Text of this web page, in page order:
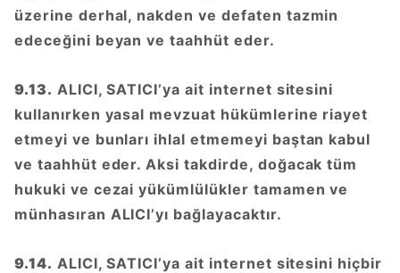
üzerine derhal, nakden ve defaten tazmin
edeceğini beyan ve taahhüt eder.
9.13. ALICI, SATICI’ya ait internet sitesini
kullanırken yasal mevzuat hükümlerine riayet
etmeyi ve bunları ihlal etmemeyi baştan kabul
ve taahhüt eder. Aksi takdirde, doğacak tüm
hukuki ve cezai yükümlülükler tamamen ve
münhasıran ALICI’yı bağlayacaktır.
9.14. ALICI, SATICI’ya ait internet sitesini hiçbir